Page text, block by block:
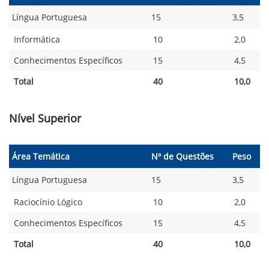
Língua Portuguesa 15
3,5
Informática
10
2,0
Conhecimentos Específicos
15
4,5
Total
40 10,0
Nível Superior
Área Temática Nº de Questões Peso
Língua Portuguesa 15
3,5
Raciocínio Lógico
10
2,0
Conhecimentos Específicos
15
4,5
Total
40 10,0